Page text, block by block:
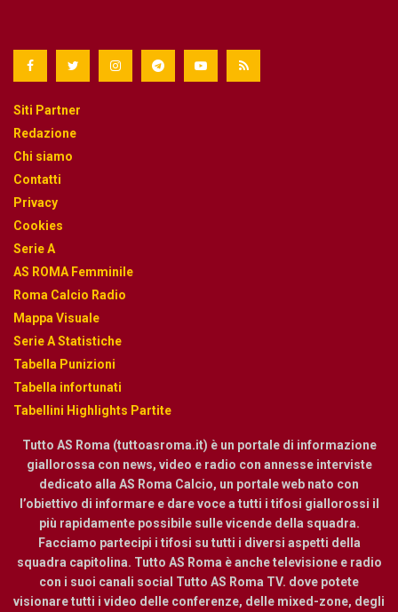
Siti Partner
Redazione
Chi siamo
Contatti
Privacy
Cookies
Serie A
AS ROMA Femminile
Roma Calcio Radio
Mappa Visuale
Serie A Statistiche
Tabella Punizioni
Tabella infortunati
Tabellini Highlights Partite
Tutto AS Roma (tuttoasroma.it) è un portale di informazione
giallorossa con news, video e radio con annesse interviste
dedicato alla AS Roma Calcio, un portale web nato con
l’obiettivo di informare e dare voce a tutti i tifosi giallorossi il
più rapidamente possibile sulle vicende della squadra.
Facciamo partecipi i tifosi su tutti i diversi aspetti della
squadra capitolina. Tutto AS Roma è anche televisione e radio
con i suoi canali social Tutto AS Roma TV. dove potete
visionare tutti i video delle conferenze, delle mixed-zone, degli